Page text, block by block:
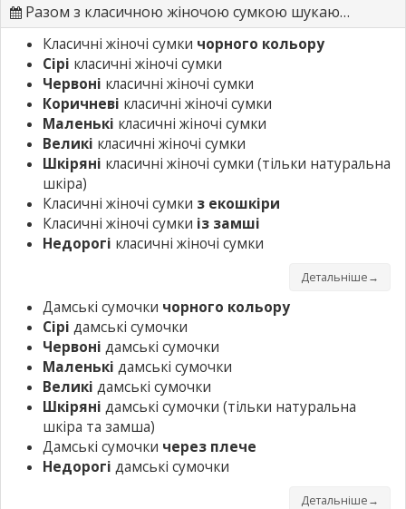
Разом з класичною жіночою сумкою шукають
Класичні жіночі сумки чорного кольору
Сірі класичні жіночі сумки
Червоні класичні жіночі сумки
Коричневі класичні жіночі сумки
Маленькі класичні жіночі сумки
Великі класичні жіночі сумки
Шкіряні класичні жіночі сумки (тільки натуральна
шкіра)
Класичні жіночі сумки з екошкіри
Класичні жіночі сумки із замші
Недорогі класичні жіночі сумки
Детальніше→
Дамські сумочки чорного кольору
Сірі дамські сумочки
Червоні дамські сумочки
Маленькі дамські сумочки
Великі дамські сумочки
Шкіряні дамські сумочки (тільки натуральна
шкіра та замша)
Дамські сумочки через плече
Недорогі дамські сумочки
Детальніше→